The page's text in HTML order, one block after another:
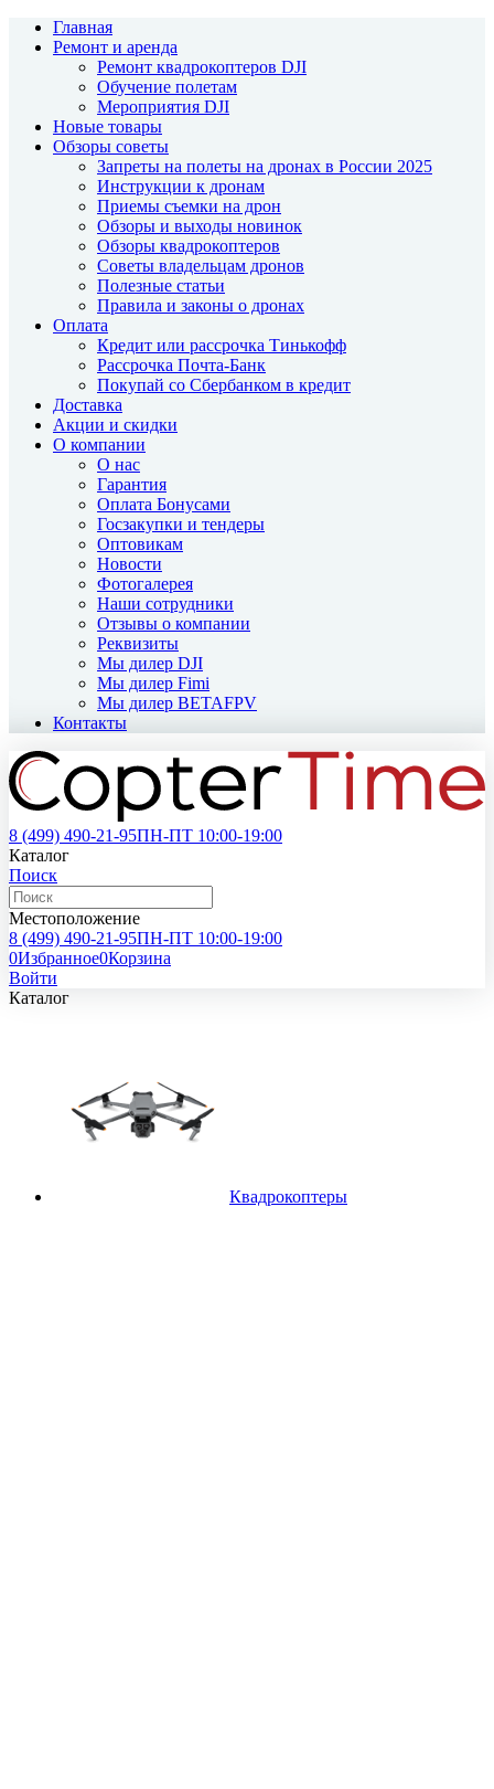
Главная
Ремонт и аренда
Ремонт квадрокоптеров DJI
Обучение полетам
Мероприятия DJI
Новые товары
Обзоры советы
Запреты на полеты на дронах в России 2025
Инструкции к дронам
Приемы съемки на дрон
Обзоры и выходы новинок
Обзоры квадрокоптеров
Советы владельцам дронов
Полезные статьи
Правила и законы о дронах
Оплата
Кредит или рассрочка Тинькофф
Рассрочка Почта-Банк
Покупай со Сбербанком в кредит
Доставка
Акции и скидки
О компании
О нас
Гарантия
Оплата Бонусами
Госзакупки и тендеры
Оптовикам
Новости
Фотогалерея
Наши сотрудники
Отзывы о компании
Реквизиты
Мы дилер DJI
Мы дилер Fimi
Мы дилер BETAFPV
Контакты
8 (499) 490-21-95ПН-ПТ 10:00-19:00
Каталог
Поиск
Местоположение
8 (499) 490-21-95ПН-ПТ 10:00-19:00
0Избранное0Корзина
Войти
Каталог
Квадрокоптеры